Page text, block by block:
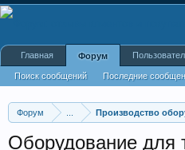
Форум Производство
Оборудование для
Главная Форум
Поиск сообщений Последние